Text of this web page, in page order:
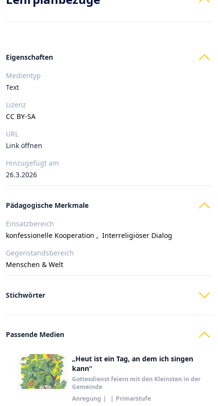
Eigenschaften
Medientyp
Text
Lizenz
CC BY-SA
URL
Link öffnen
Hinzugefügt am
26.3.2026
Pädagogische Merkmale
Einsatzbereich
konfessionelle Kooperation , Interreligiöser Dialog
Gegenstandsbereich
Menschen & Welt
Stichwörter
Passende Medien
„Heut ist ein Tag, an dem ich singen
kann“
Gottesdienst feiern mit den Kleinsten in der
Gemeinde
Anregung | | Primarstufe